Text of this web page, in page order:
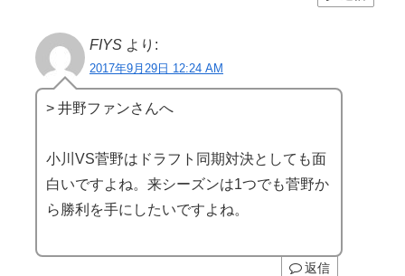
FIYS より:
2017年9月29日 12:24 AM
> 井野ファンさんへ
小川VS菅野はドラフト同期対決としても面
白いですよね。来シーズンは1つでも菅野か
ら勝利を手にしたいですよね。
返信